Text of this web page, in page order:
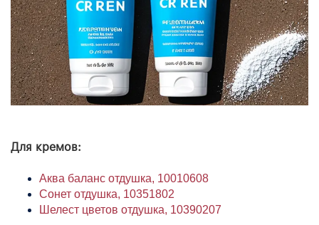
Для кремов:
Аква баланс отдушка, 10010608
Сонет отдушка, 10351802
Шелест цветов отдушка, 10390207